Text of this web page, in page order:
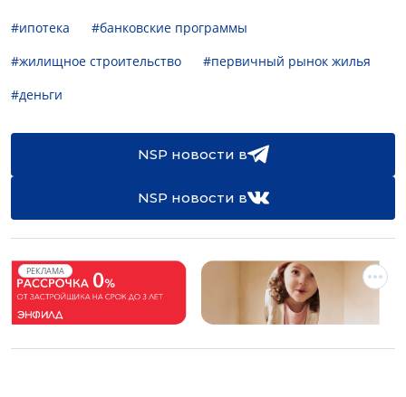
#ипотека
#банковские программы
#жилищное строительство
#первичный рынок жилья
#деньги
NSP новости в
NSP новости в
РЕКЛАМА